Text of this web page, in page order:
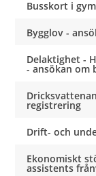
Busskort i
Bygglov -
Delaktighet -
- ansökan om
registrering
Drift- och
Ekonomiskt
assistents